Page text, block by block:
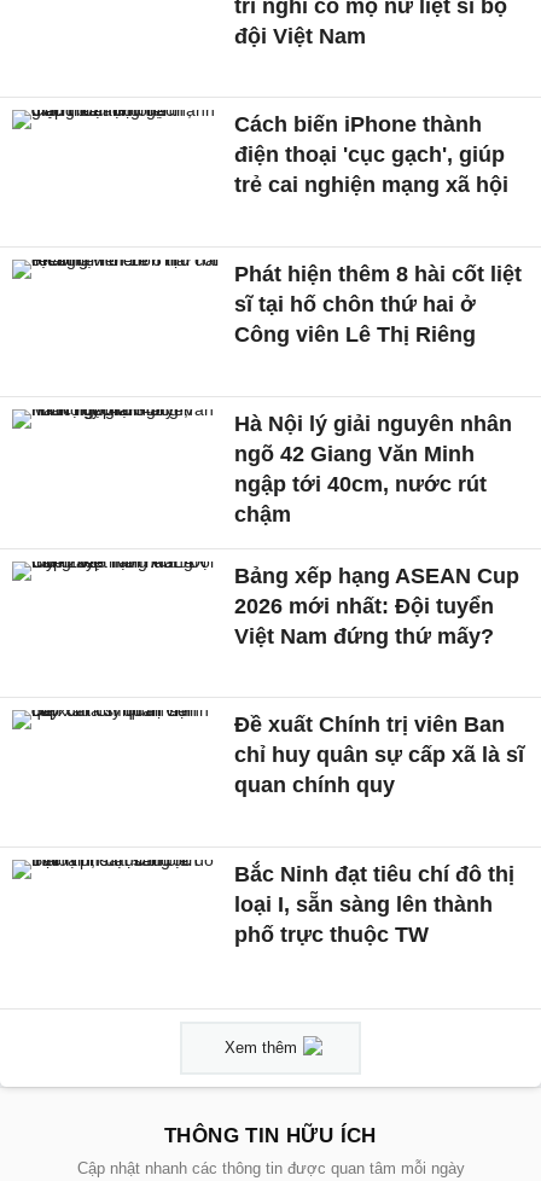
trí nghi có mộ nữ liệt sĩ bộ
đội Việt Nam
Cách biến iPhone thành
điện thoại 'cục gạch', giúp
trẻ cai nghiện mạng xã hội
Phát hiện thêm 8 hài cốt liệt
sĩ tại hố chôn thứ hai ở
Công viên Lê Thị Riêng
Hà Nội lý giải nguyên nhân
ngõ 42 Giang Văn Minh
ngập tới 40cm, nước rút
chậm
Bảng xếp hạng ASEAN Cup
2026 mới nhất: Đội tuyển
Việt Nam đứng thứ mấy?
Đề xuất Chính trị viên Ban
chỉ huy quân sự cấp xã là sĩ
quan chính quy
Bắc Ninh đạt tiêu chí đô thị
loại I, sẵn sàng lên thành
phố trực thuộc TW
Xem thêm
THÔNG TIN HỮU ÍCH
Cập nhật nhanh các thông tin được quan tâm mỗi ngày